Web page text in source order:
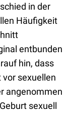
in der
Häufigkeit
entbunden
hin, dass
sexuellen
angenommen
sexuell